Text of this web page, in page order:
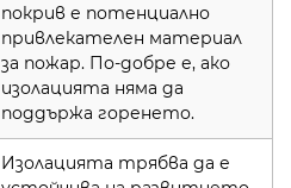
покрив е потенциално
привлекателен материал
за пожар. По-добре е, ако
изолацията няма да
поддържа горенето.
Изолацията трябва да е